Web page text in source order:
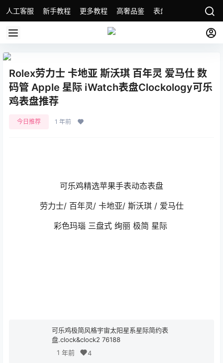
人工客服 新手教程 更多教程 高奢品鉴 表盘精选 名表故事
Rolex劳力士 卡地亚 斯沃琪 百年灵 爱马仕 数
码管 Apple 星际 iWatch表盘Clockology可乐
鸡表盘推荐
今日推荐 1 年前
可乐鸡精选苹果手表动态表盘
劳力士/ 百年灵/ 卡地亚/ 斯沃琪 / 爱马仕
彩色玛瑙 三盘式 绚丽 极简 星际
可乐鸡极简风格宇宙太阳星系星际简约表
盘.clock&clock2 76188
1 年前
4